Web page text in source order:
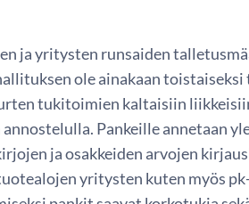
ja yritysten runsaiden
ole ainakaan
tukitoimien kaltaisiin
Pankeille annetaan
ja osakkeiden arvojen
yritysten kuten myös